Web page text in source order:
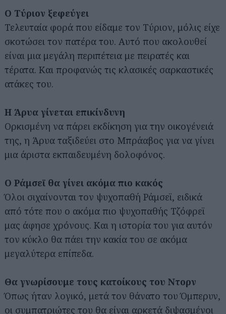
Ο Τύριον ξεφεύγει
Τελευταία φορά που είδαμε τον Τύριον, μόλις είχε
σκοτώσει τον πατέρα του. Αυτό που ακολουθεί
είναι μια μεγάλη περιπέτεια με πειρατές και
τέρατα. Και προφανώς τις κλασικές σαρκαστικές
ατάκες του.
Η Άρυα γίνεται επικίνδυνη
Ορκισμένη να πάρει εκδίκηση για την οικογένειά
της, η Άρυα ταξιδεύει στο Μπράαβος για να γίνει
μια άριστα εκπαιδευμένη δολοφόνος.
Ο Ράμσεϊ θα γίνει ακόμα πιο κακός
Όλοι σιχαίνονται τον ψυχοπαθή Ράμσεϊ, ειδικά
από τότε που ο ακόμα πιο ψυχοπαθής Τζόφρεϊ
μας άφησε χρόνους. Και η ιστορία του για αυτόν
τον κύκλο θα πάει την κακία του σε ακόμα
μεγαλύτερα επίπεδα.
Θα γνωρίσουμε τους κατοίκους του Ντορν
Όπως ήταν λογικό, μετά τον θάνατο του Όμπερυν,
οι συμπατριώτες του θα είναι αρκετά διψασμένοι